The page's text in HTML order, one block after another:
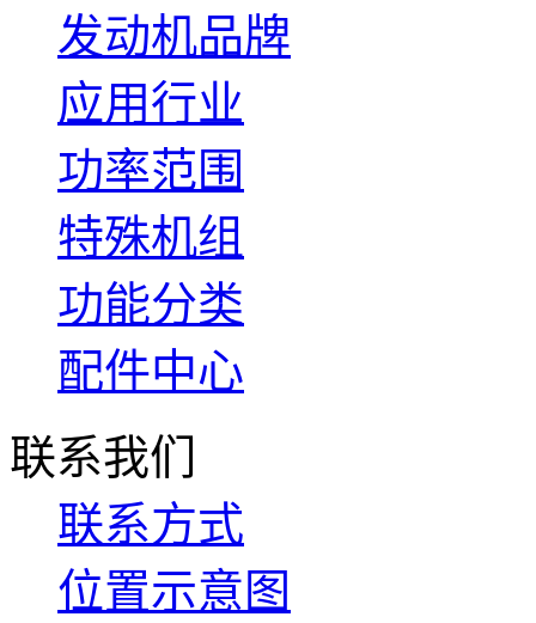
发动机品牌
应用行业
功率范围
特殊机组
功能分类
配件中心
联系我们
联系方式
位置示意图